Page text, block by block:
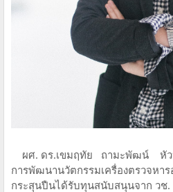
ผศ. ดร.เขมฤทัย ถามะพัฒน์ หัวห
การพัฒนานวัตกรรมเครื่องตรวจหา
กระสุนปืนได้รับทุนสนับสนุนจาก วช.